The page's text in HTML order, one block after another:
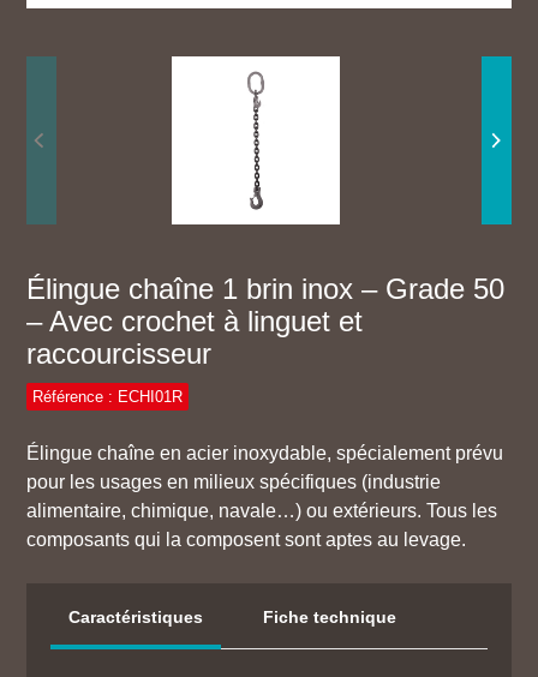
Élingue chaîne 1 brin inox – Grade 50
– Avec crochet à linguet et
raccourcisseur
Référence : ECHI01R
Élingue chaîne en acier inoxydable, spécialement prévu
pour les usages en milieux spécifiques (industrie
alimentaire, chimique, navale…) ou extérieurs. Tous les
composants qui la composent sont aptes au levage.
Caractéristiques Fiche technique